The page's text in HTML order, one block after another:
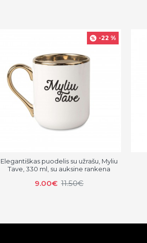
-22 %
Elegantiškas puodelis su užrašu, Myliu
Tave, 330 ml, su auksine rankena
9.00€ 11.50€